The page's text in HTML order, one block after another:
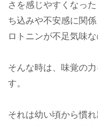
さを感じやすくなっ
ち込みや不安感に関
ロトニンが不足気味
そんな時は、味覚の
す。
それは幼い頃から慣